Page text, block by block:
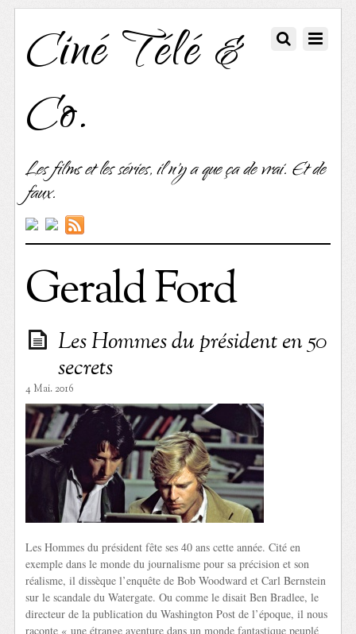
Ciné Télé &
Co.
Les films et les séries, il n'y a que ça de vrai. Et de
faux.
Gerald Ford
Les Hommes du président en 50
secrets
4 Mai. 2016
Les Hommes du président fête ses 40 ans cette année. Cité en
exemple dans le monde du journalisme pour sa précision et son
réalisme, il dissèque l’enquête de Bob Woodward et Carl Bernstein
sur le scandale du Watergate. Ou comme le disait Ben Bradlee, le
directeur de la publication du Washington Post de l’époque, il nous
raconte « une étrange aventure dans un monde fantastique peuplé